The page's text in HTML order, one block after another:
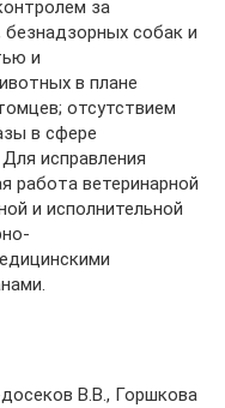
за
собак и
и
в плане
отсутствием
в сфере
исправления
работа ветеринарной
и исполнительной
В.В., Горшкова